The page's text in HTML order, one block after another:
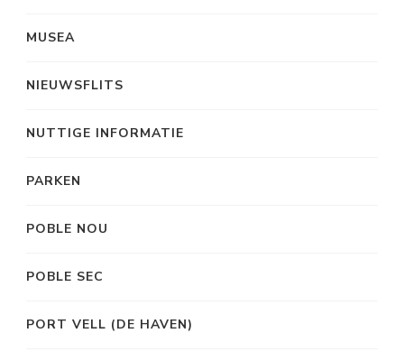
MUSEA
NIEUWSFLITS
NUTTIGE INFORMATIE
PARKEN
POBLE NOU
POBLE SEC
PORT VELL (DE HAVEN)